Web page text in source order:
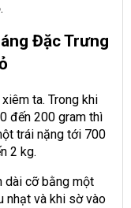
Đặc Trưng
ta. Trong khi
đến 200 gram thì
trái nặng tới 700
2 kg.
dài cỡ bằng một
nhạt và khi sờ vào